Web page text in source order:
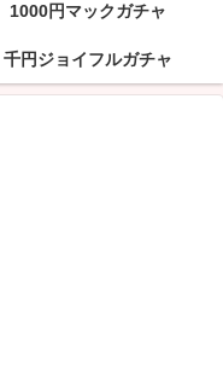
1000円マックガチャ
千円ジョイフルガチャ